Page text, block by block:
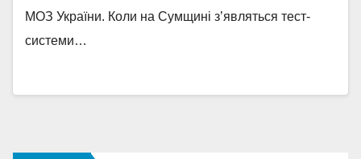
МОЗ України. Коли на Сумщині з’являться тест-
системи…